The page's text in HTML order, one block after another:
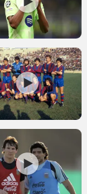
תקנון משתתפים
תקנון עבור
תקנון עבור פעילות
טניס
גיימינג E-Sports
תנאי שימוש
מדיניות פרטיות
תקנון פעילות
כדורמים
פוטבול אמריקאי NFL
בייסבול MLB
ספורט אתגרי
אומנויות לחימה
גיימינג E-Sports